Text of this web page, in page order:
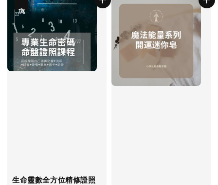
生命靈數全方位精修證照